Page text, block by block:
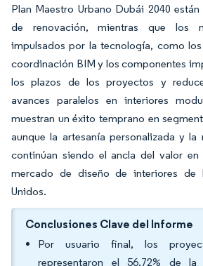
Plan Maestro Urbano Dubái 2040
de renovación, mientras que los
impulsados por la tecnología, como
coordinación BIM y los componentes
los plazos de los proyectos y
avances paralelos en interiores
muestran un éxito temprano en
aunque la artesanía personalizada y la
continúan siendo el ancla del valor
mercado de diseño de interiores de
Unidos.
Conclusiones Clave del Informe
Por usuario final, los
representaron el 56,72% de la